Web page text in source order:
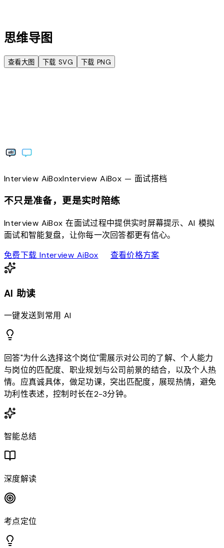
思维导图
查看大图 下载 SVG 下载 PNG
Interview AiBoxInterviewAiBox— 面试搭档
不只是准备，更是实时陪练
Interview AiBox 在面试过程中提供实时屏幕提示、AI 模拟
面试和智能复盘，让你每一次回答都更有信心。
免费下载 Interview AiBoxdownload查看价格方案sell
AI 助读
一键发送到常用 AI
回答"为什么选择这个岗位"需展示对公司的了解、个人能力
与岗位的匹配度、职业规划与公司前景的结合，以及个人热
情。应真诚具体，做足功课，突出匹配度，展现热情，避免
功利性表述，控制时长在2-3分钟。
智能总结
深度解读
考点定位